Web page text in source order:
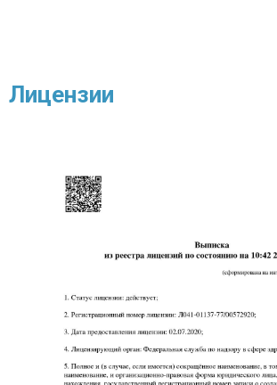
Лицензии